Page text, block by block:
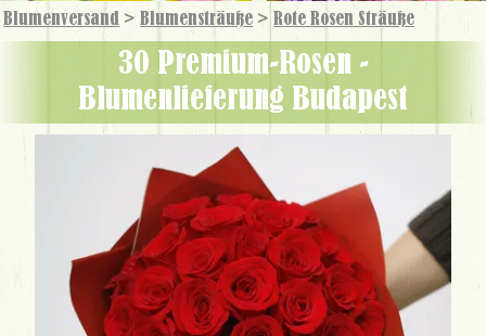
Blumenversand > Blumensträuße > Rote Rosen Sträuße
30 Premium-Rosen -
Blumenlieferung Budapest